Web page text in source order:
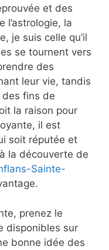
et des
l’astrologie, la
je suis celle qu’il
se tournent vers
des
leur vie, tandis
des fins de
la raison pour
il est
soit réputée et
la découverte de
Sainte-
prenez le
disponibles sur
bonne idée des